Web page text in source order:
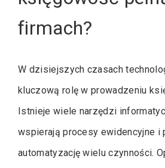
firmach?
W dzisiejszych czasach
kluczową rolę w prowadzeniu
Istnieje wiele narzędzi
wspierają procesy ewidencyjne i
automatyzację wielu czynności.